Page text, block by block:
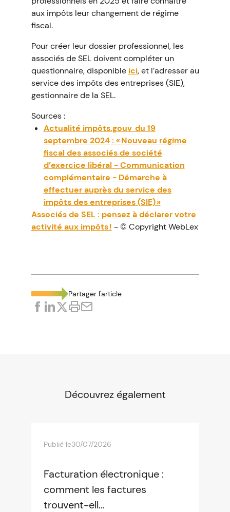
aux impôts leur changement de régime
fiscal.
Pour créer leur dossier professionnel, les
associés de SEL doivent compléter un
questionnaire, disponible ici, et l’adresser au
service des impôts des entreprises (SIE),
gestionnaire de la SEL.
Sources :
Actualité impôts.gouv du 19
septembre 2024 : « Nouveau régime
fiscal des associés de société
d’exercice libéral - Communication
complémentaire - Démarche à
effectuer auprès du service des
impôts des entreprises (SIE) »
Associés de SEL : pensez à déclarer votre
activité aux impôts ! - © Copyright WebLex
Partager l'article
Découvrez également
Publié le30/07/2026
Facturation électronique :
comment les factures
trouvent-ell...